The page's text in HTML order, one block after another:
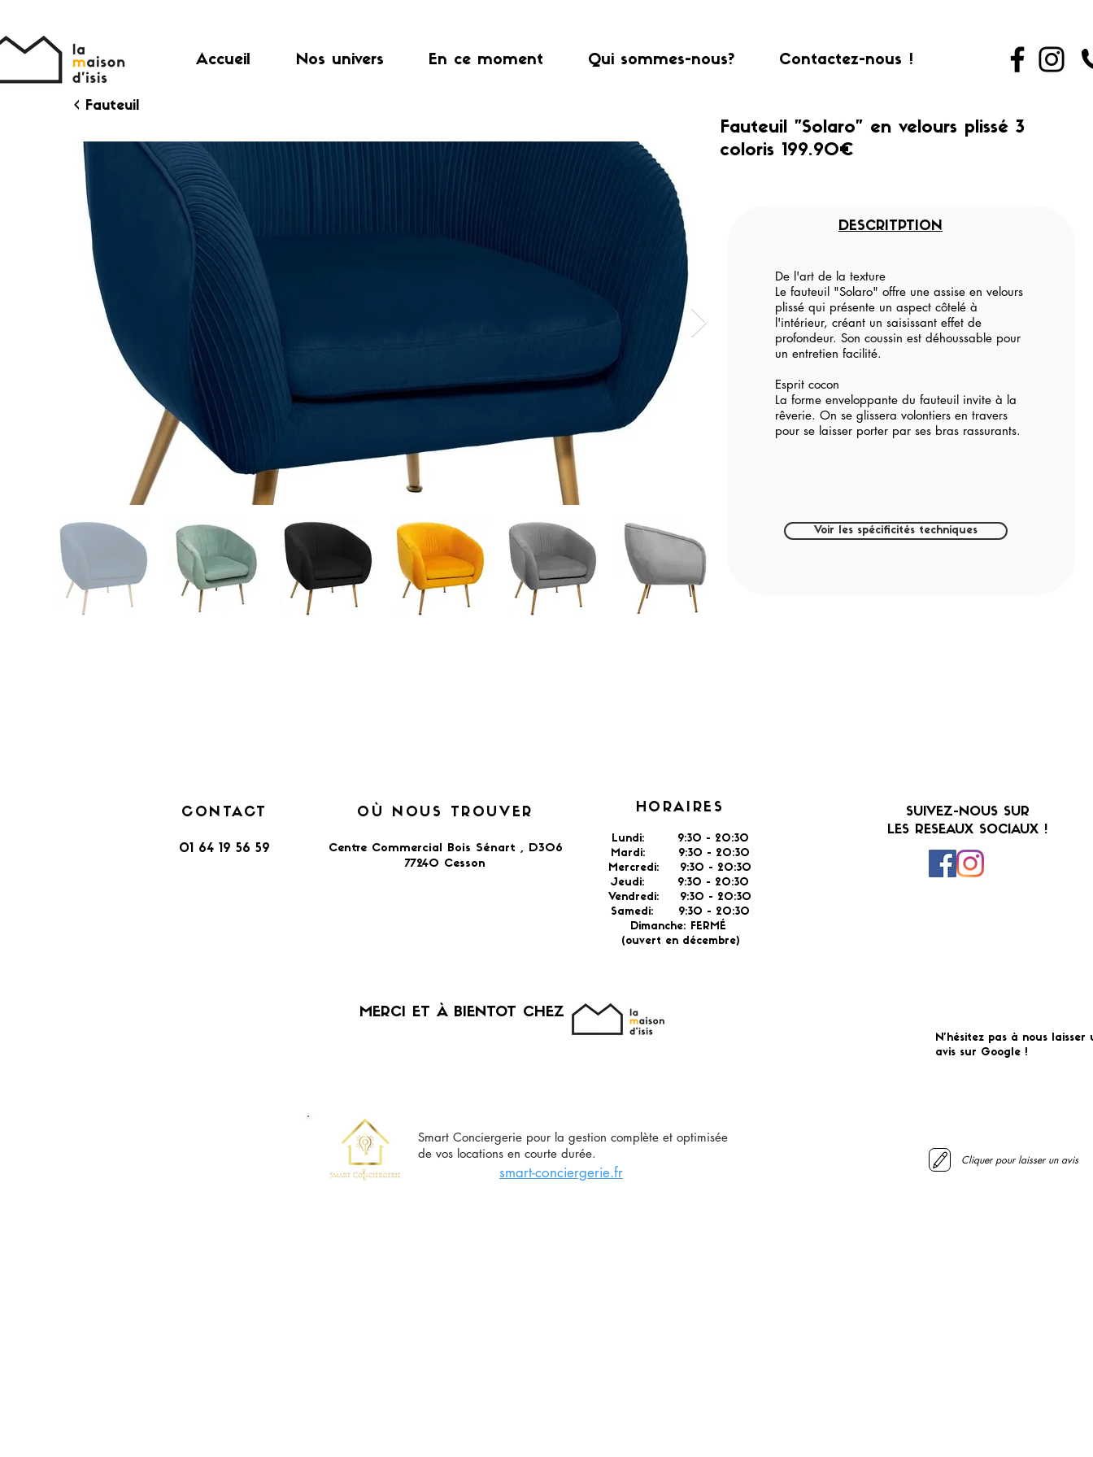
Accueil Nos univers En ce moment Qui sommes-nous? Contactez-nous !
< Fauteuil
Fauteuil "Solaro" en velours plissé 3
coloris 199.90€
DESCRITPTION
De l'art de la texture
Le fauteuil "Solaro" offre une assise en velours
plissé qui présente un aspect côtelé à
l'intérieur, créant un saisissant effet de
profondeur. Son coussin est déhoussable pour
un entretien facilité.
Esprit cocon
La forme enveloppante du fauteuil invite à la
rêverie. On se glissera volontiers en travers
pour se laisser porter par ses bras rassurants.
Voir les spécificités techniques
CONTACT
01 64 19 56 59
OÙ NOUS TROUVER
Centre Commercial Bois Sénart , D306
77240 Cesson​
HORAIRES
Lundi: 9:30 - 20:30
Mardi: 9:30 - 20:30
Mercredi: 9:30 - 20:30
Jeudi: 9:30 - 20:30
Vendredi: 9:30 - 20:30
Samedi: 9:30 - 20:30
Dimanche: FERMÉ
(ouvert en décembre)
​MERCI ET À BIENTOT CHEZ
Smart Conciergerie pour la gestion complète et optimisée
de vos locations en courte durée.
smart-conciergerie.fr
SUIVEZ-NOUS SUR
LES RESEAUX SOCIAUX !
N'hésitez pas à nous laisser
avis sur Google !
Cliquer pour laisser un avis